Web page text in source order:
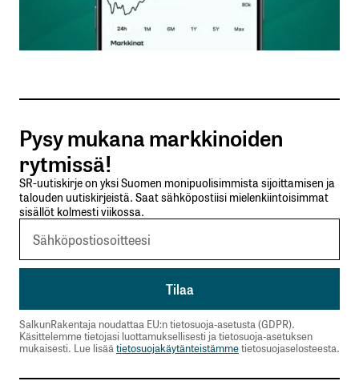
Sähköpostiosoitteesi
Tilaa SalkunRakentajan uutiskirje
Lähetä kommentti
Pysy mukana markkinoiden
rytmissä!
SR-uutiskirje on yksi Suomen monipuolisimmista sijoittamisen ja
talouden uutiskirjeistä. Saat sähköpostiisi mielenkiintoisimmat
sisällöt kolmesti viikossa.
SalkunRakentaja noudattaa EU:n tietosuoja-asetusta (GDPR).
Käsittelemme tietojasi luottamuksellisesti ja tietosuoja-asetuksen
mukaisesti. Lue lisää tietosuojakäytänteistämmetietosuojaselosteesta.